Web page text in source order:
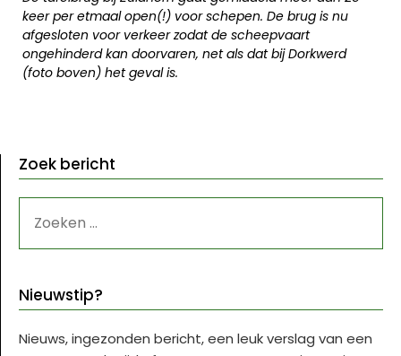
keer per etmaal open(!) voor schepen. De brug is nu
afgesloten voor verkeer zodat de scheepvaart
ongehinderd kan doorvaren, net als dat bij Dorkwerd
(foto boven) het geval is.
Zoek bericht
NAAR:
Nieuwstip?
Nieuws, ingezonden bericht, een leuk verslag van een